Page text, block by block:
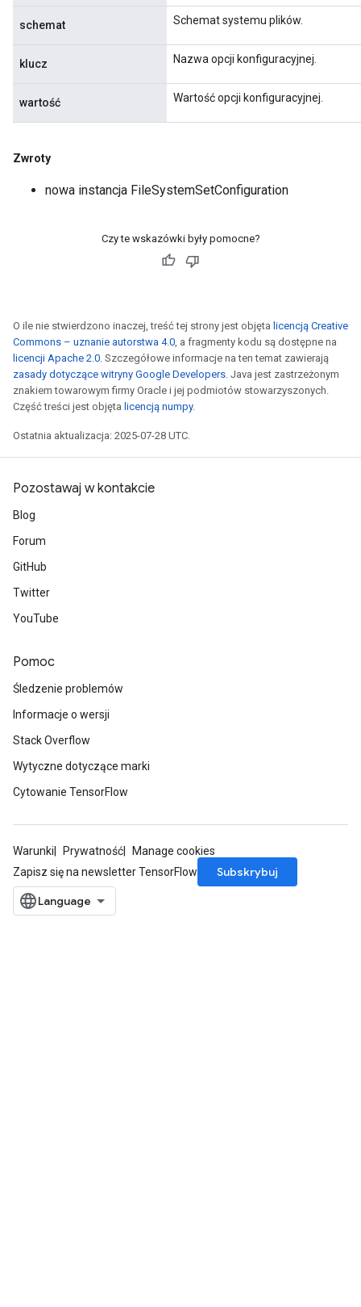
schemat Schemat systemu plików.
klucz Nazwa opcji konfiguracyjnej.
wartość Wartość opcji konfiguracyjnej.
Zwroty
nowa instancja FileSystemSetConfiguration
Czy te wskazówki były pomocne?
O ile nie stwierdzono inaczej, treść tej strony jest objęta licencją Creative
Commons – uznanie autorstwa 4.0, a fragmenty kodu są dostępne na
licencji Apache 2.0. Szczegółowe informacje na ten temat zawierają
zasady dotyczące witryny Google Developers. Java jest zastrzeżonym
znakiem towarowym firmy Oracle i jej podmiotów stowarzyszonych.
Część treści jest objęta licencją numpy.
Ostatnia aktualizacja: 2025-07-28 UTC.
Pozostawaj w kontakcie
Blog
Forum
GitHub
Twitter
YouTube
Pomoc
Śledzenie problemów
Informacje o wersji
Stack Overflow
Wytyczne dotyczące marki
Cytowanie TensorFlow
Warunki Prywatność
Manage cookies
Zapisz się na newsletter TensorFlow
Subskrybuj